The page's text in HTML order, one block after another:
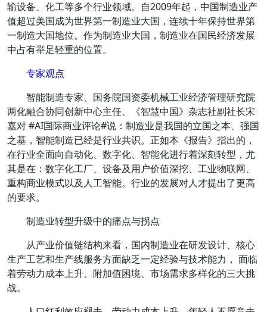
输设备、化工等多个行业领域。自2009年起， 中国制造业产
值超过美国成为世界第一制造业大国， 连续十年保持世界第
一制造大国地位。作为制造业大国，制造业在国民经济发展
中占有举足轻重的位置。
专家观点
智能制造专家、国务院国资委机械工业经济管理研究院
两化融合协同创新中心主任、《智慧中国》杂志社副社长宋
嘉对 #AI国际商业评论#说：制造业是我国的立国之本、强国
之基，智能制造已经是行业共识。正如本《报告》指出的，
在行业全面向自动化、数字化、智能化进行着深刻转型，尤
其是在：数字化工厂、设备及用户价值深挖、工业物联网、
重构商业模式以及人工智能。行业的发展对人才提出了更高
的要求。
制造业转型升级中的痛点与拐点
从产业价值链结构来看， 国内制造业在研发设计、核心
生产工艺和生产线服务方面缺乏一定经验与技术能力， 面临
着劳动力成本上升、附加值困境、市场需求多样化的三大挑
战。